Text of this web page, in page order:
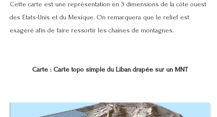
Cette carte est une représentation en 3 dimensions de la côte ouest
des États-Unis et du Mexique. On remarquera que le relief est
exagéré afin de faire ressortir les chaines de montagnes.
Carte : Carte topo simple du Liban drapée sur un MNT